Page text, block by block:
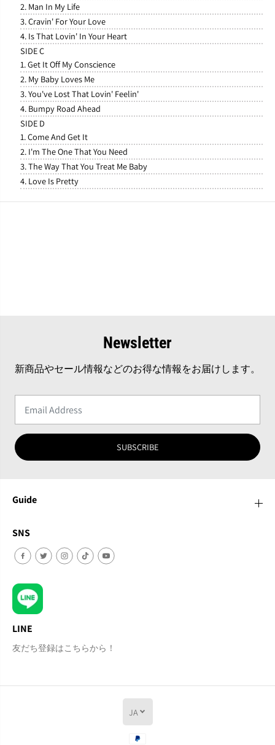
2. Man In My Life
3. Cravin' For Your Love
4. Is That Lovin' In Your Heart
SIDE C
1. Get It Off My Conscience
2. My Baby Loves Me
3. You've Lost That Lovin' Feelin'
4. Bumpy Road Ahead
SIDE D
1. Come And Get It
2. I'm The One That You Need
3. The Way That You Treat Me Baby
4. Love Is Pretty
Newsletter
新商品やセール情報などのお得な情報をお届けします。
SUBSCRIBE
Guide
SNS
LINE
友だち登録はこちらから！
JA